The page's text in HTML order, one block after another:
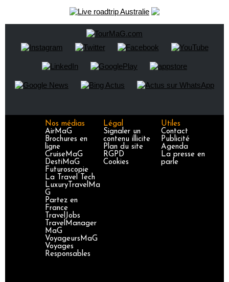
Nos médias
AirMaG
Brochures en
ligne
CruiseMaG
DestiMaG
Futuroscopie
La Travel Tech
LuxuryTravelMa
G
Partez en
France
TravelJobs
TravelManager
MaG
VoyageursMaG
Voyages
Responsables
Légal
Signaler un
contenu illicite
Plan du site
RGPD
Cookies
Utiles
Contact
Publicité
Agenda
La presse en
parle